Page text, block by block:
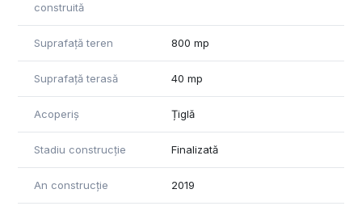
construită
Suprafață teren 800 mp
Suprafață terasă 40 mp
Acoperiș Țiglă
Stadiu construcție Finalizată
An construcție 2019